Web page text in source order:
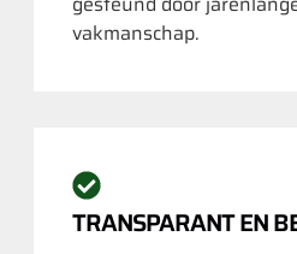
vakmanschap.
TRANSPARANT EN